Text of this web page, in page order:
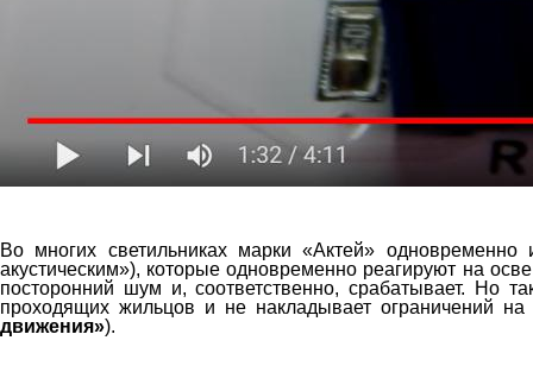
Во многих светильниках марки «Актей» одновременно
акустическим»), которые одновременно реагируют на
посторонний шум и, соответственно, срабатывает. Но
проходящих жильцов и не накладывает ограничений
движения»).